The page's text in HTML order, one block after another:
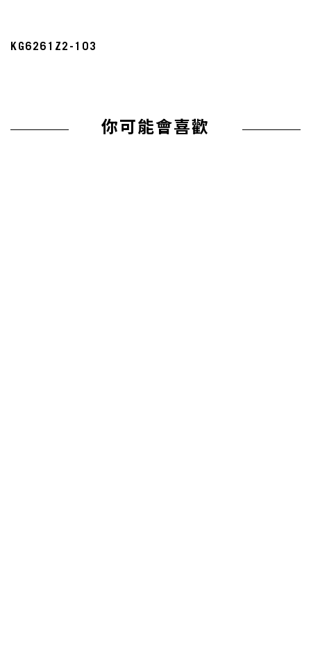
KG6261Z2-103
你可能會喜歡